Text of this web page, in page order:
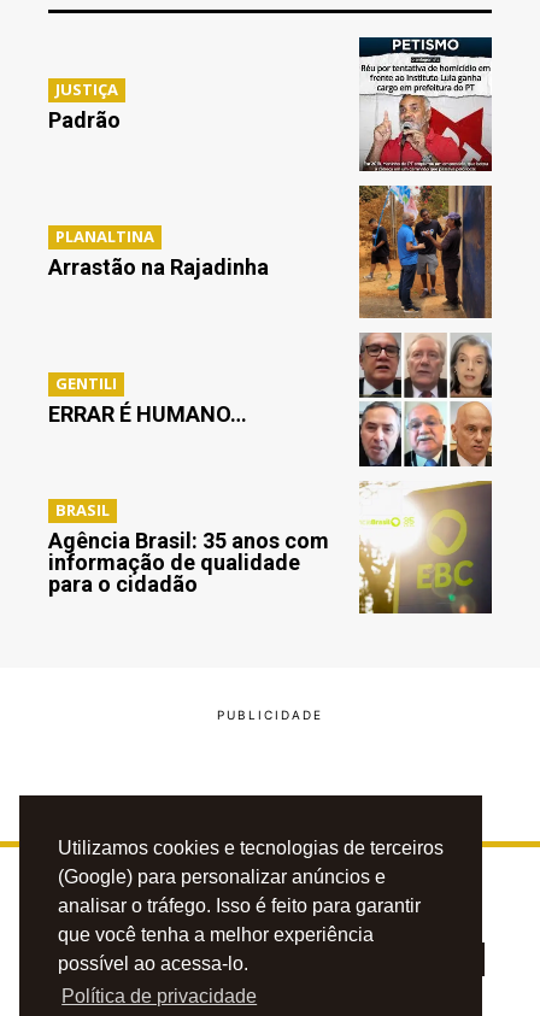
Utilizamos cookies e tecnologias de terceiros
(Google) para personalizar anúncios e
analisar o tráfego. Isso é feito para garantir
que você tenha a melhor experiência
possível ao acessa-lo.
Política de privacidade
JUSTIÇA
Padrão
PLANALTINA
Arrastão na Rajadinha
GENTILI
ERRAR É HUMANO…
BRASIL
Agência Brasil: 35 anos com
informação de qualidade
para o cidadão